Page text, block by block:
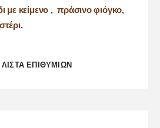
με κείμενο , πράσινο φιόγκο,
ΕΠΙΘΥΜΙΏΝ